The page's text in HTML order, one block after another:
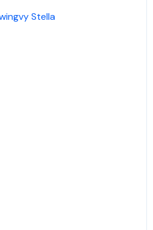
基本設置
Swingvy x Shiftee 新手教
Stella